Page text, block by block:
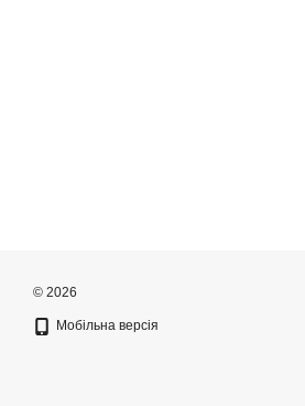
© 2026
Мобільна версія